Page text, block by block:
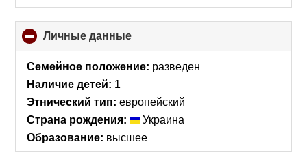
Личные данные
to
collapse
Семейное положение: разведен
Наличие детей: 1
Этнический тип: европейский
Страна рождения:
Украина
Образование: высшее